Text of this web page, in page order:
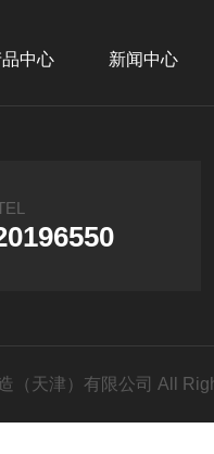
中心 新闻中心
（天津）有限公司 All